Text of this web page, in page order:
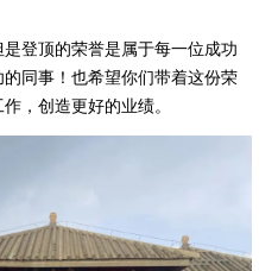
登顶的荣誉是属于每一位成功
同事！也希望你们带着这份荣
，创造更好的业绩。